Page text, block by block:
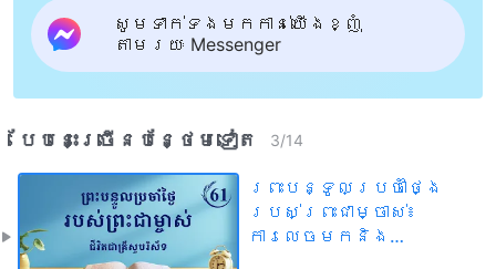
សូមទាក់ទងមកកាន់យើងខ្ញុំ
តាមរយៈ Messenger
បែបនេះ​ច្រើនបន្ថែម​ទៀត​ 3/14
ព្រះបន្ទូលប្រចាំថ្ងៃ
របស់ព្រះជាម្ចាស់៖
ការលេចមកនិង